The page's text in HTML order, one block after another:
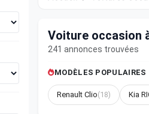
Voiture occasion
241 annonces trouvées
MODÈLES POPULAIRES
Renault Clio(18) Kia